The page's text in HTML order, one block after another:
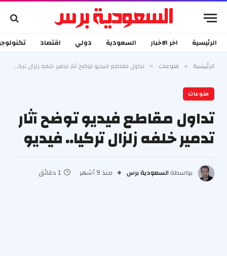
الرئيسية اخر الاخبار السعودية دولي اقتصاد
الرئيسية » منوعات » تداول مقاطع فيديو توضح آثار تدمير خلفه زلزال تركيا.. فيديو
منوعات
تداول مقاطع فيديو توضح آثار
تدمير خلفه زلزال تركيا.. فيديو
بواسطة السعودية برس منذ 9 أشهر 1 دقائق